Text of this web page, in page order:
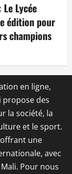
Lycée
édition pour
champions
en ligne,
propose des
la société, la
et le sport.
offrant une
avec
Pour nous